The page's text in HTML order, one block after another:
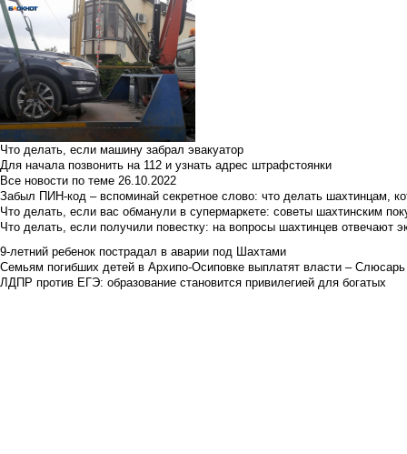
Что делать, если машину забрал эвакуатор
Для начала позвонить на 112 и узнать адрес штрафстоянки
Все новости по теме 26.10.2022
Забыл ПИН-код – вспоминай секретное слово: что делать шахтинцам,
Что делать, если вас обманули в супермаркете: советы шахтинским
Что делать, если получили повестку: на вопросы шахтинцев отвечают
9-летний ребенок пострадал в аварии под Шахтами
Семьям погибших детей в Архипо-Осиповке выплатят власти – Слюсарь
ЛДПР против ЕГЭ: образование становится привилегией для богатых